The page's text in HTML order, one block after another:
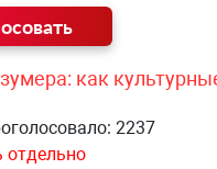
как
2237
отдельно